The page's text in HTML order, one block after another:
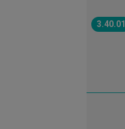
3.40.01